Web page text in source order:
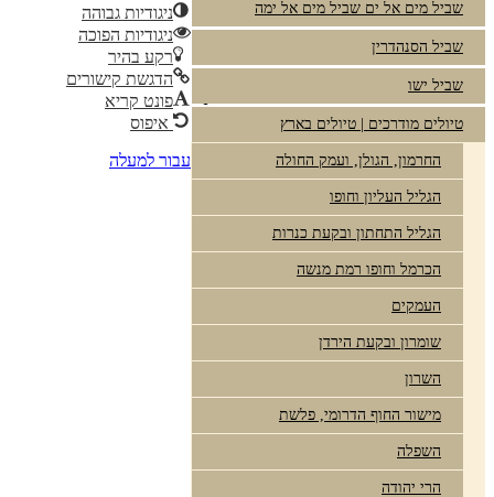
שביל מים אל ים שביל מים אל ימה
שביל הסנהדרין
שביל ישו
טיולים מודרכים | טיולים בארץ
החרמון, הגולן, ועמק החולה
הגליל העליון וחופו
הגליל התחתון ובקעת כנרות
הכרמל וחופו רמת מנשה
העמקים
שומרון ובקעת הירדן
השרון
מישור החוף הדרומי, פלשת
השפלה
הרי יהודה
ניגודיות גבוהה
ניגודיות הפוכה
רקע בהיר
הדגשת קישורים
פונט קריא
איפוס
עבור למעלה